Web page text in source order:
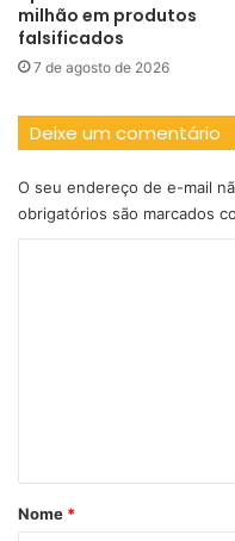
milhão em produtos
falsificados
7 de agosto de 2026
Deixe um comentário
O seu endereço de e-mail
obrigatórios são marcados
rNome *